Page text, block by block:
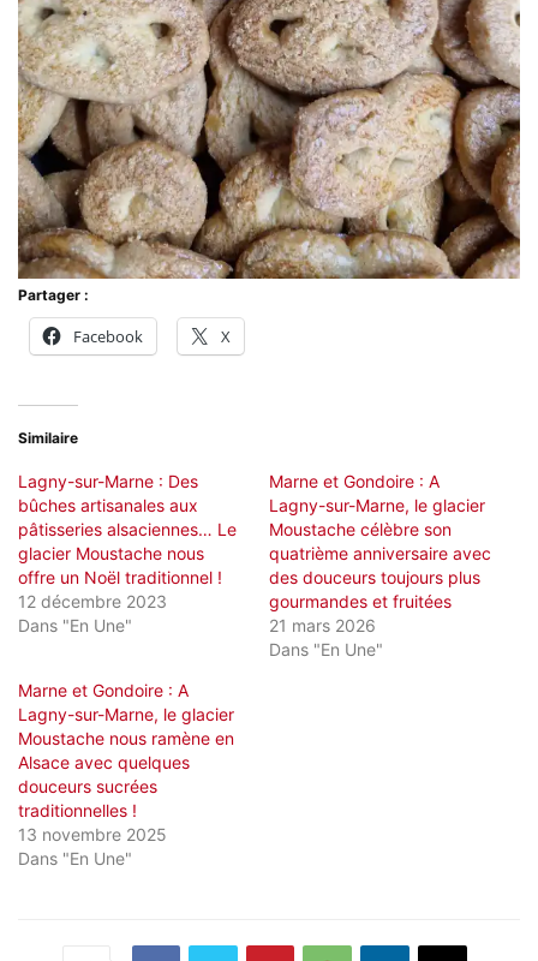
Partager :
Facebook X
Similaire
Lagny-sur-Marne : Des
bûches artisanales aux
pâtisseries alsaciennes… Le
glacier Moustache nous
offre un Noël traditionnel !
12 décembre 2023
Dans "En Une"
Marne et Gondoire : A
Lagny-sur-Marne, le glacier
Moustache célèbre son
quatrième anniversaire avec
des douceurs toujours plus
gourmandes et fruitées
21 mars 2026
Dans "En Une"
Marne et Gondoire : A
Lagny-sur-Marne, le glacier
Moustache nous ramène en
Alsace avec quelques
douceurs sucrées
traditionnelles !
13 novembre 2025
Dans "En Une"